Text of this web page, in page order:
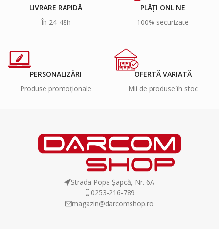
LIVRARE RAPIDĂ
În 24-48h
PLĂȚI ONLINE
100% securizate
PERSONALIZĂRI
Produse promoționale
OFERTĂ VARIATĂ
Mii de produse în stoc
Strada Popa Șapcă, Nr. 6A
0253-216-789
magazin@darcomshop.ro